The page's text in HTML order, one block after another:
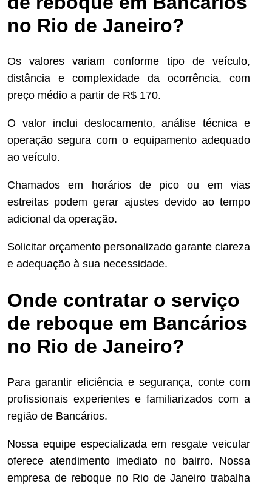
no Rio de Janeiro?
Os valores variam conforme tipo de veículo,
distância e complexidade da ocorrência, com
preço médio a partir de R$ 170.
O valor inclui deslocamento, análise técnica e
operação segura com o equipamento adequado
ao veículo.
Chamados em horários de pico ou em vias
estreitas podem gerar ajustes devido ao tempo
adicional da operação.
Solicitar orçamento personalizado garante clareza
e adequação à sua necessidade.
Onde contratar o serviço
de reboque em Bancários
no Rio de Janeiro?
Para garantir eficiência e segurança, conte com
profissionais experientes e familiarizados com a
região de Bancários.
Nossa equipe especializada em resgate veicular
oferece atendimento imediato no bairro. Nossa
empresa de reboque no Rio de Janeiro trabalha